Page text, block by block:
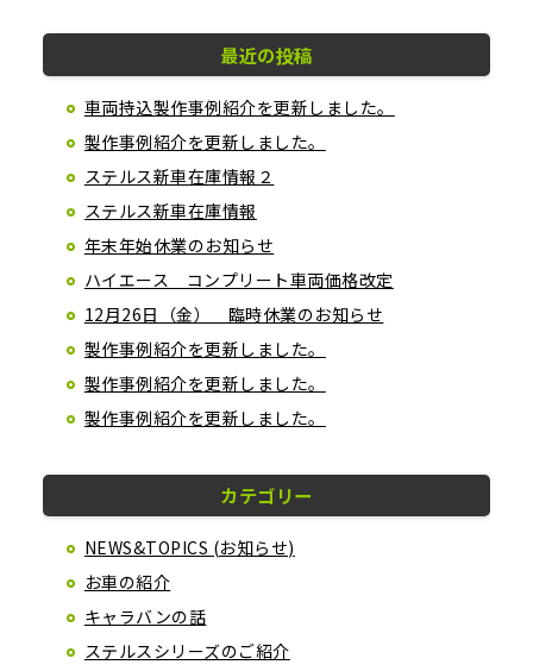
最近の投稿
車両持込製作事例紹介を更新しました。
製作事例紹介を更新しました。
ステルス新車在庫情報２
ステルス新車在庫情報
年末年始休業のお知らせ
ハイエース コンプリート車両価格改定
12月26日（金） 臨時休業のお知らせ
製作事例紹介を更新しました。
製作事例紹介を更新しました。
製作事例紹介を更新しました。
カテゴリー
NEWS&TOPICS (お知らせ)
お車の紹介
キャラバンの話
ステルスシリーズのご紹介